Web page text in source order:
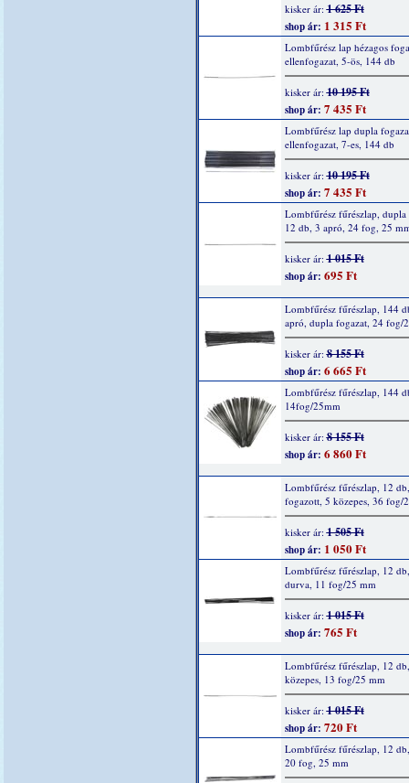
kisker ár:1 625 Ft
shop ár: 1 315 Ft
Lombfűrész lap hézagos
ellenfogazat, 5-ös, 144 db
kisker ár:10 195 Ft
shop ár: 7 435 Ft
Lombfűrész lap dupla
ellenfogazat, 7-es, 144 db
kisker ár:10 195 Ft
shop ár: 7 435 Ft
Lombfűrész fűrészlap, dupla
12 db, 3 apró, 24 fog, 25
kisker ár:1 015 Ft
shop ár: 695 Ft
Lombfűrész fűrészlap, 144
apró, dupla fogazat, 24 fog/
kisker ár:8 155 Ft
shop ár: 6 665 Ft
Lombfűrész fűrészlap, 144
14fog/25mm
kisker ár:8 155 Ft
shop ár: 6 860 Ft
Lombfűrész fűrészlap, 12
fogazott, 5 közepes, 36 fog/
kisker ár:1 505 Ft
shop ár: 1 050 Ft
Lombfűrész fűrészlap, 12
durva, 11 fog/25 mm
kisker ár:1 015 Ft
shop ár: 765 Ft
Lombfűrész fűrészlap, 12
közepes, 13 fog/25 mm
kisker ár:1 015 Ft
shop ár: 720 Ft
Lombfűrész fűrészlap, 12
20 fog, 25 mm